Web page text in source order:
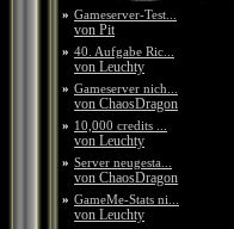
» Gameserver-Test...
von Pit
» 40. Aufgabe Ric...
von Leuchty
» Gameserver nich...
von ChaosDragon
» 10,000 credits ...
von Leuchty
» Server neugesta...
von ChaosDragon
» GameMe-Stats ni...
von Leuchty